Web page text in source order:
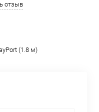
отзыв
(1.8 м)